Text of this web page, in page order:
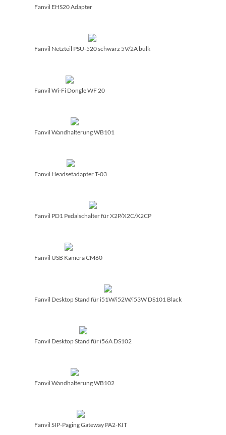
Fanvil EHS20 Adapter
Fanvil Netzteil PSU-520 schwarz 5V/­2A bulk
Fanvil Wi-Fi Dongle WF 20
Fanvil Wandhalterung WB101
Fanvil Headsetadapter T-03
Fanvil PD1 Pedalschalter für X2P/­X2C/­X2CP
Fanvil USB Kamera CM60
Fanvil Desktop Stand für i51W/­i52W/­i53W DS101 Black
Fanvil Desktop Stand für i56A DS102
Fanvil Wandhalterung WB102
Fanvil SIP-Paging Gateway PA2-KIT